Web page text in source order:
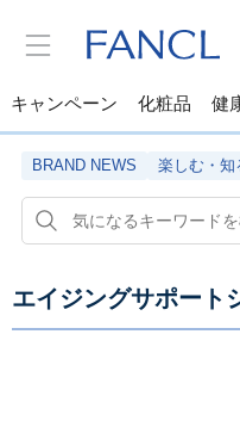
キャンペーン 化粧品 健
BRAND NEWS 楽しむ・知
エイジングサポート